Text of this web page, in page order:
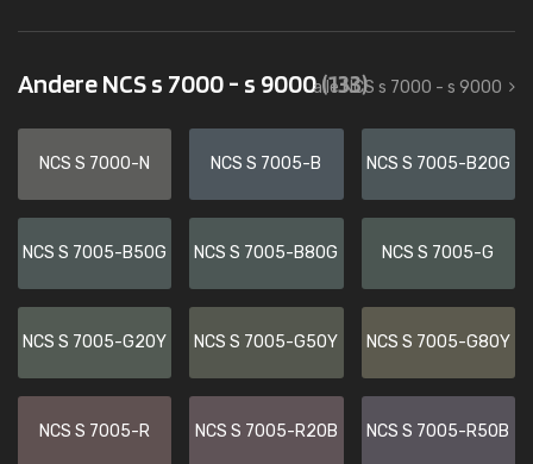
Andere NCS s 7000 - s 9000(133)
alle NCS s 7000 - s 9000
NCS S 7000-N NCS S 7005-B NCS S 7005-B20G
NCS S 7005-B50G NCS S 7005-B80G NCS S 7005-G
NCS S 7005-G20Y NCS S 7005-G50Y NCS S 7005-G80Y
NCS S 7005-R NCS S 7005-R20B NCS S 7005-R50B